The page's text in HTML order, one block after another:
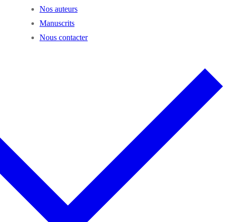
Nos auteurs
Manuscrits
Nous contacter